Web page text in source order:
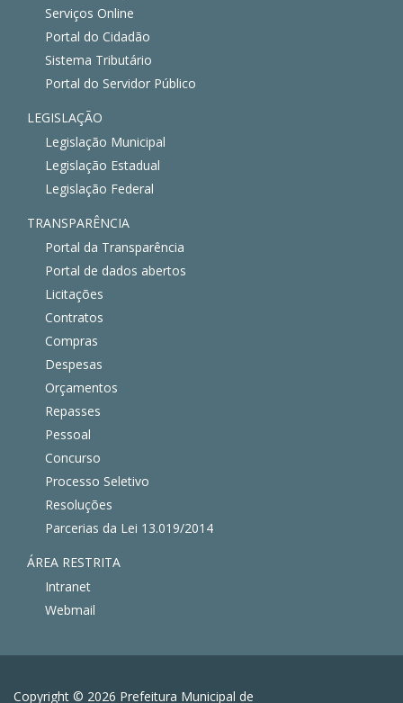
Serviços Online
Portal do Cidadão
Sistema Tributário
Portal do Servidor Público
LEGISLAÇÃO
Legislação Municipal
Legislação Estadual
Legislação Federal
TRANSPARÊNCIA
Portal da Transparência
Portal de dados abertos
Licitações
Contratos
Compras
Despesas
Orçamentos
Repasses
Pessoal
Concurso
Processo Seletivo
Resoluções
Parcerias da Lei 13.019/2014
ÁREA RESTRITA
Intranet
Webmail
Copyright © 2026 Prefeitura Municipal de